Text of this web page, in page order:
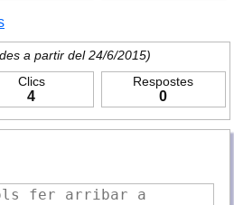
a partir del 24/6/2015)
Clics
4
Respostes
0